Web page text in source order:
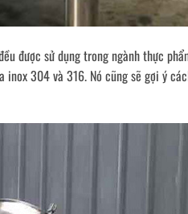
được sử dụng trong ngành thực
inox 304 và 316. Nó cũng sẽ gợi ý